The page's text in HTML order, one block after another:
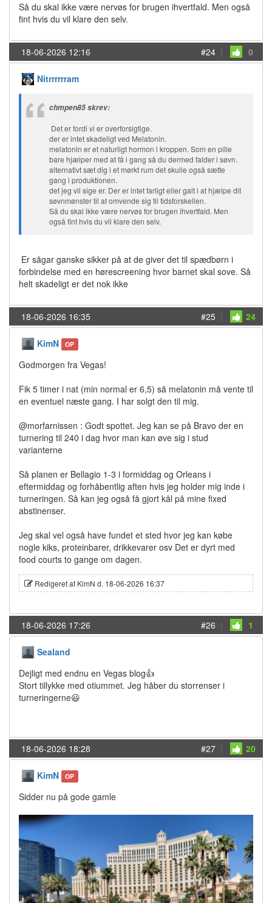
Så du skal ikke være nervøs for brugen ihvertfald. Men også
fint hvis du vil klare den selv.
18-06-2026 12:16 #24 | 0
Nitrrrrrram
chmpen85 skrev:
Det er fordi vi er overforsigtige.
der er intet skadeligt ved Melatonin.
melatonin er et naturligt hormon i kroppen. Som en pille
bare hjælper med at få i gang så du dermed falder i søvn.
alternativt sæt dig i et mørkt rum det skulle også sætte
gang i produktionen.
det jeg vil sige er. Der er intet farligt eller galt i at hjælpe dit
søvnmønster til at omvende sig til tidsforskellen.
Så du skal ikke være nervøs for brugen ihvertfald. Men
også fint hvis du vil klare den selv.
Er sågar ganske sikker på at de giver det til spædbørn i
forbindelse med en hørescreening hvor barnet skal sove. Så
helt skadeligt er det nok ikke
18-06-2026 16:35 #25 | 24
KimN OP
Godmorgen fra Vegas!
Fik 5 timer i nat (min normal er 6,5) så melatonin må vente til
en eventuel næste gang. I har solgt den til mig.
@morfarnissen : Godt spottet. Jeg kan se på Bravo der en
turnering til 240 i dag hvor man kan øve sig i stud
varianterne
Så planen er Bellagio 1-3 i formiddag og Orleans i
eftermiddag og forhåbentlig aften hvis jeg holder mig inde i
turneringen. Så kan jeg også få gjort kål på mine fixed
abstinenser.
Jeg skal vel også have fundet et sted hvor jeg kan købe
nogle kiks, proteinbarer, drikkevarer osv Det er dyrt med
food courts to gange om dagen.
Redigeret af KimN d. 18-06-2026 16:37
18-06-2026 17:26 #26 | 1
Sealand
Dejligt med endnu en Vegas blog👍
Stort tillykke med otiummet. Jeg håber du storrenser i
turneringerne😃
18-06-2026 18:28 #27 | 20
KimN OP
Sidder nu på gode gamle